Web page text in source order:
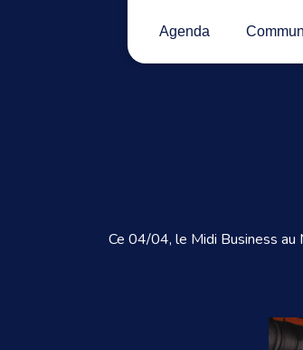
Agenda
Ce 04/04, le Midi Business au